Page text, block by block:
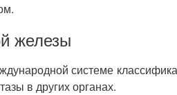
железы
системе
в других органах.